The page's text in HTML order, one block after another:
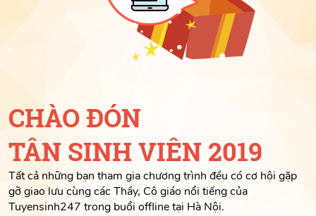
CHÀO ĐÓN
TÂN SINH VIÊN 2019
Tất cả những bạn tham gia chương trình đều có cơ hội gặp
gỡ giao lưu cùng các Thầy, Cô giáo nổi tiếng của
Tuyensinh247 trong buổi offline tại Hà Nội.